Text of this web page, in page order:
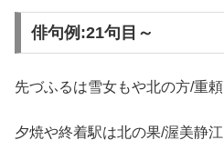
俳句例:21句目～
先づふるは雪女もや北の方/重頼
夕焼や終着駅は北の果/渥美静江